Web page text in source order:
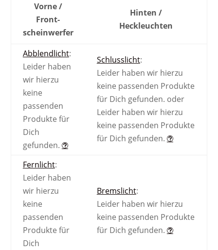
Vorne /
Front­
scheinwerfer
Hinten /
Heck­leuchten
Abblendlicht:
Leider haben
wir hierzu
keine
passenden
Produkte für
Dich
gefunden.
Schlusslicht:
Leider haben wir hierzu
keine passenden Produkte
für Dich gefunden. oder
Leider haben wir hierzu
keine passenden Produkte
für Dich gefunden.
Fernlicht:
Leider haben
wir hierzu
keine
passenden
Produkte für
Dich
Bremslicht:
Leider haben wir hierzu
keine passenden Produkte
für Dich gefunden.